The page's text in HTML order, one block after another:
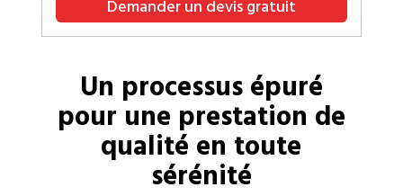
Demander un devis gratuit
Un processus épuré
pour une prestation de
qualité en toute
sérénité